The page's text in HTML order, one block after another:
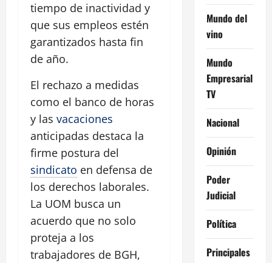
tiempo de inactividad y
que sus empleos estén
garantizados hasta fin
de año.
El rechazo a medidas
como el banco de horas
y las vacaciones
anticipadas destaca la
firme postura del
sindicato en defensa de
los derechos laborales.
La UOM busca un
acuerdo que no solo
proteja a los
trabajadores de BGH,
Mundo del
vino
Mundo
Empresarial
TV
Nacional
Opinión
Poder
Judicial
Política
Principales